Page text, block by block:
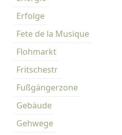
Erfolge
Fete de la Musique
Flohmarkt
Fritschestr
Fußgängerzone
Gebäude
Gehwege